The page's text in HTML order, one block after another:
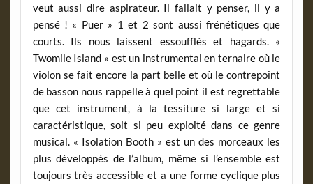
veut aussi dire aspirateur. Il fallait y penser, il y a
pensé ! « Puer » 1 et 2 sont aussi frénétiques que
courts. Ils nous laissent essoufflés et hagards. «
Twomile Island » est un instrumental en ternaire où le
violon se fait encore la part belle et où le contrepoint
de basson nous rappelle à quel point il est regrettable
que cet instrument, à la tessiture si large et si
caractéristique, soit si peu exploité dans ce genre
musical. « Isolation Booth » est un des morceaux les
plus développés de l’album, même si l’ensemble est
toujours très accessible et a une forme cyclique plus